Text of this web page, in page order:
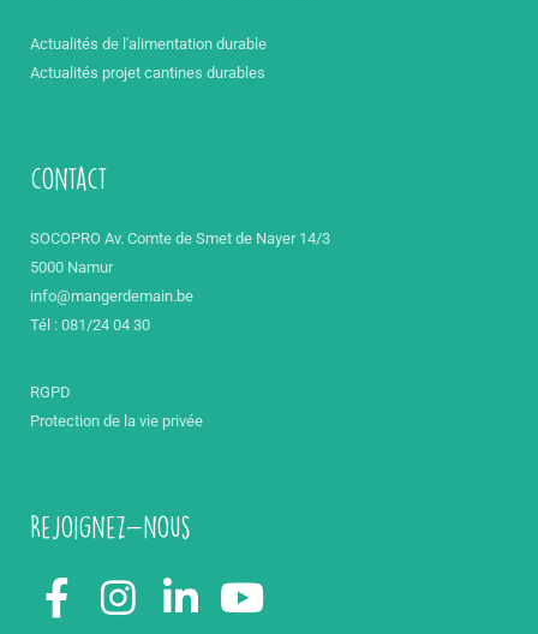
Actualités de l'alimentation durable
Actualités projet cantines durables
contact
SOCOPRO Av. Comte de Smet de Nayer 14/3
5000 Namur
info@mangerdemain.be
Tél : 081/24 04 30
RGPD
Protection de la vie privée
Rejoignez-nous